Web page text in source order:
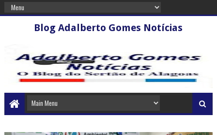
Blog Adalberto Gomes Notícias